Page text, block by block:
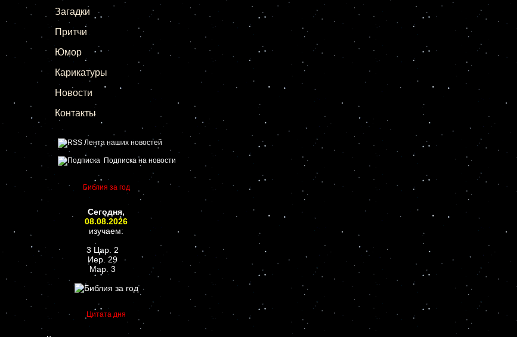
Загадки
Притчи
Юмор
Карикатуры
Новости
Контакты
Лента наших новостей
Подписка на новости
Библия за год
Сегодня,
08.08.2026
изучаем:
3 Цар. 2
Иер. 29
Мар. 3
Цитата дня